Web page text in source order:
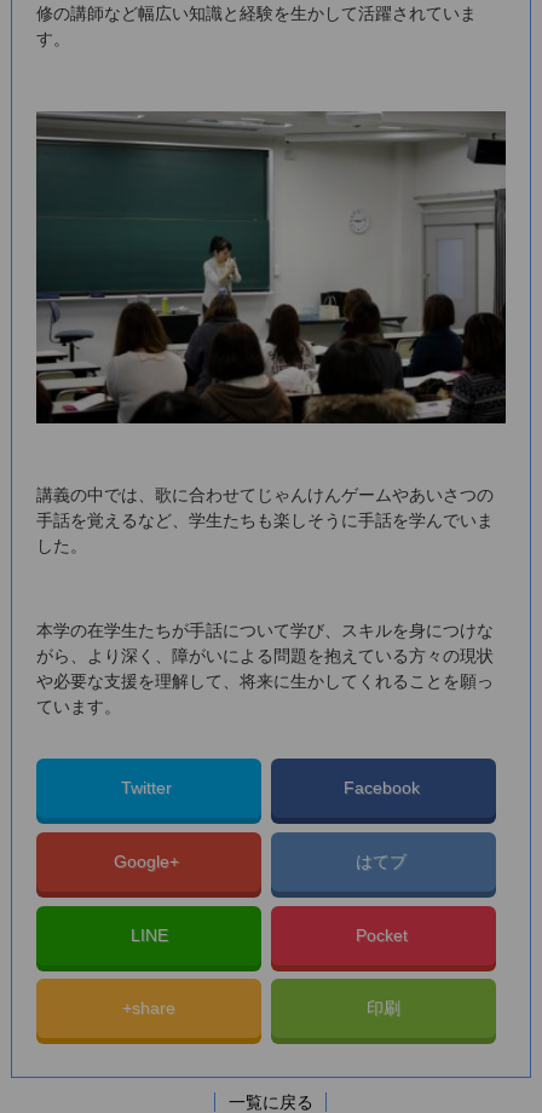
修の講師など幅広い知識と経験を生かして活躍されていま
す。
講義の中では、歌に合わせてじゃんけんゲームやあいさつの
手話を覚えるなど、学生たちも楽しそうに手話を学んでいま
した。
本学の在学生たちが手話について学び、スキルを身につけな
がら、より深く、障がいによる問題を抱えている方々の現状
や必要な支援を理解して、将来に生かしてくれることを願っ
ています。
Twitter Facebook
Google+ はてブ
LINE Pocket
+share 印刷
一覧に戻る